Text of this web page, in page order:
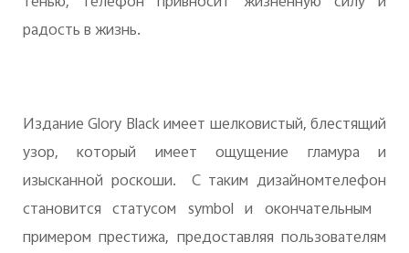
радость в жизнь.
Издание Glory Black имеет шелковистый, блестящий
узор, который имеет ощущение гламура и
изысканной роскоши. С таким дизайномтелефон
становится статусом symbol и окончательным
примером престижа, предоставляя пользователям